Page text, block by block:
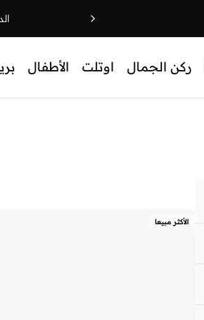
ركن الجمال اوتلت الأطفال
الأكثر مبيعا